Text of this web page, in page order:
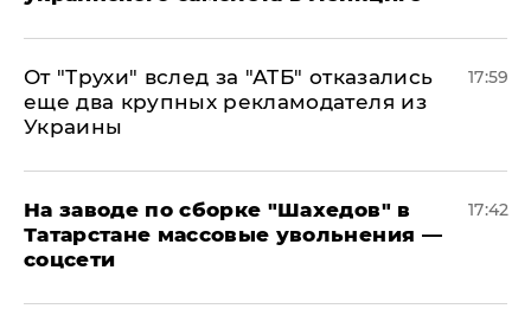
От "Трухи" вслед за "АТБ" отказались
еще два крупных рекламодателя из
Украины
17:59
На заводе по сборке "Шахедов" в
Татарстане массовые увольнения —
соцсети
17:42